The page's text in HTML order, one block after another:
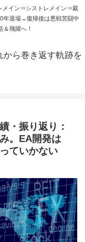
メイン⇒シストレメイン⇒裁
年退場→復帰後は悪戦苦闘中
飛躍へ！
ら巻き返す軌跡を
・振り返り：
。EA開発は
ていかない